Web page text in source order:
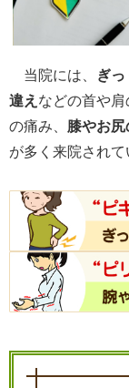
当院には、 ぎ
違え などの首や肩
の痛み、 膝やお
が多く来院されて